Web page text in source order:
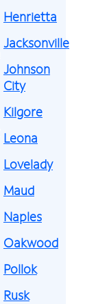
Henrietta
Jacksonville
Johnson
City
Kilgore
Leona
Lovelady
Maud
Naples
Oakwood
Pollok
Rusk